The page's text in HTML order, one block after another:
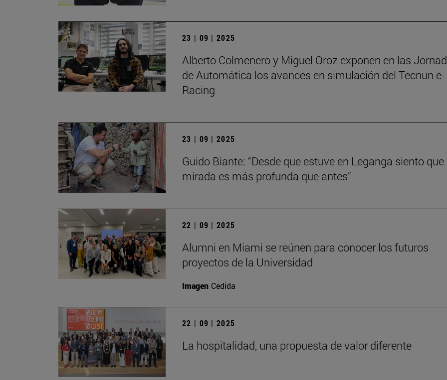
23 | 09 | 2025
Alberto Colmenero y Miguel Oroz exponen en las
de Automática los avances en simulación del Tecnun e-
Racing
23 | 09 | 2025
Guido Biante: “Desde que estuve en Leganga siento
mirada es más profunda que antes”
22 | 09 | 2025
Alumni en Miami se reúnen para conocer los futuros
proyectos de la Universidad
Imagen Cedida
22 | 09 | 2025
La hospitalidad, una propuesta de valor diferente